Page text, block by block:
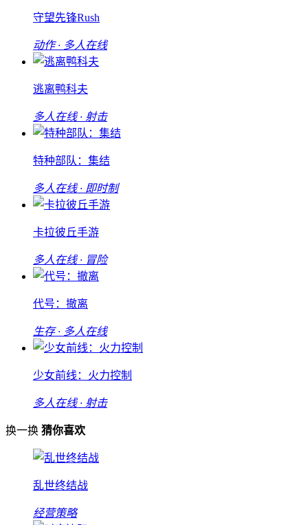
守望先锋Rush
动作 · 多人在线
逃离鸭科夫
多人在线 · 射击
特种部队：集结
多人在线 · 即时制
卡拉彼丘手游
多人在线 · 冒险
代号：撤离
生存 · 多人在线
少女前线：火力控制
多人在线 · 射击
换一换 猜你喜欢
乱世终结战
经营策略